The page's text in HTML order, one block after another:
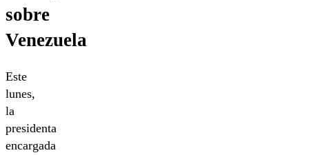
sobre
Venezuela
Este
lunes,
la
presidenta
encargada